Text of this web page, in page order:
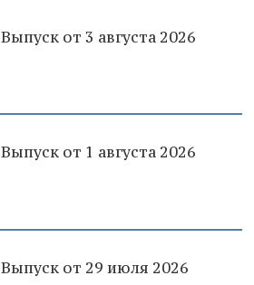
Выпуск от 3 августа 2026
Выпуск от 1 августа 2026
Выпуск от 29 июля 2026